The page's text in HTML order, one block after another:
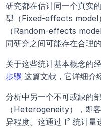
研究都在估计同一个真实
型（Fixed-effects model
（Random-effects
同研究之间可能存在合理的
关于这些统计基本概念的
步骤 这篇文献，它详细介
分析中另一个不可或缺的
（Heterogeneity），即
异程度。这通过 I² 统计